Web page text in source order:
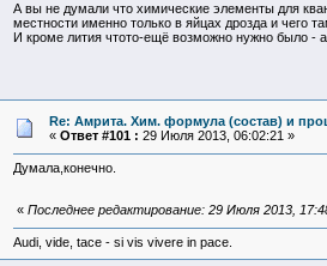
А вы не думали что химические элементы для
местности именно только в яйцах дрозда и чего
И кроме лития чтото-ещё возможно нужно было -
Re: Амрита. Хим. формула (состав) и
« Ответ #101 : 29 Июля 2013, 06:02:21 »
Думала,конечно.
« Последнее редактирование: 29 Июля 2013,
Audi, vide, tace - si vis vivere in pace.